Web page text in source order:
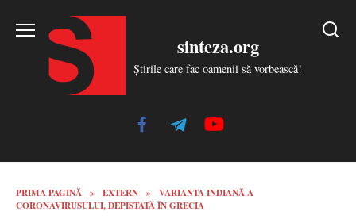
sinteza.org
Știrile care fac oamenii să vorbească!
PRIMA PAGINĂ » EXTERN »
VARIANTA INDIANĂ A
CORONAVIRUSULUI, DEPISTATĂ ÎN GRECIA